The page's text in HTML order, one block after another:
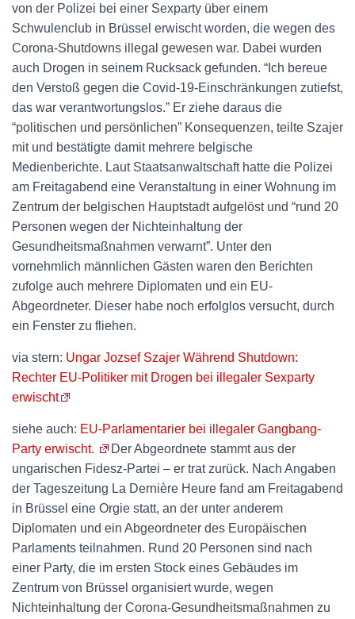
von der Polizei bei einer Sexparty über einem
Schwulenclub in Brüssel erwischt worden, die wegen des
Corona-Shutdowns illegal gewesen war. Dabei wurden
auch Drogen in seinem Rucksack gefunden. “Ich bereue
den Verstoß gegen die Covid-19-Einschränkungen zutiefst,
das war verantwortungslos.” Er ziehe daraus die
“politischen und persönlichen” Konsequenzen, teilte Szajer
mit und bestätigte damit mehrere belgische
Medienberichte. Laut Staatsanwaltschaft hatte die Polizei
am Freitagabend eine Veranstaltung in einer Wohnung im
Zentrum der belgischen Hauptstadt aufgelöst und “rund 20
Personen wegen der Nichteinhaltung der
Gesundheitsmaßnahmen verwarnt”. Unter den
vornehmlich männlichen Gästen waren den Berichten
zufolge auch mehrere Diplomaten und ein EU-
Abgeordneter. Dieser habe noch erfolglos versucht, durch
ein Fenster zu fliehen.
via stern: Ungar Jozsef Szajer Während Shutdown:
Rechter EU-Politiker mit Drogen bei illegaler Sexparty
erwischt
siehe auch: EU-Parlamentarier bei illegaler Gangbang-
Party erwischt.
Der Abgeordnete stammt aus der
ungarischen Fidesz-Partei – er trat zurück. Nach Angaben
der Tageszeitung La Dernière Heure fand am Freitagabend
in Brüssel eine Orgie statt, an der unter anderem
Diplomaten und ein Abgeordneter des Europäischen
Parlaments teilnahmen. Rund 20 Personen sind nach
einer Party, die im ersten Stock eines Gebäudes im
Zentrum von Brüssel organisiert wurde, wegen
Nichteinhaltung der Corona-Gesundheitsmaßnahmen zu